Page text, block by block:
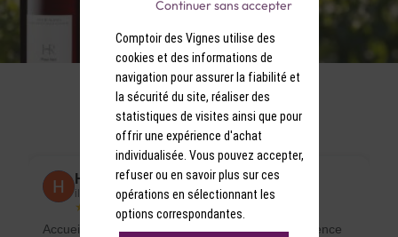
4.6★★★★★• 94 avis sur
Heudeleine Arnaud
il y a 3 semaines
★★★★★
Accueil chaleureux et très sympathique. Compétence
Comptoir des Vignes utilise des
cookies et des informations de
navigation pour assurer la fiabilité et
la sécurité du site, réaliser des
statistiques de visites ainsi que pour
offrir une expérience d'achat
individualisée. Vous pouvez accepter,
refuser ou en savoir plus sur ces
opérations en sélectionnant les
options correspondantes.
Continuer sans accepter